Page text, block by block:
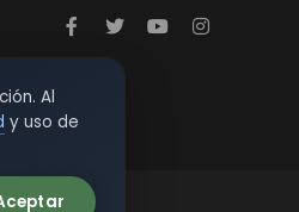
Al
y uso de